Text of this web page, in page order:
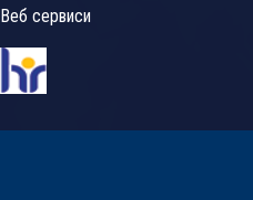
Веб сервиси